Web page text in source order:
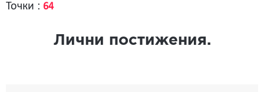
Точки : 64
Лични постижения.